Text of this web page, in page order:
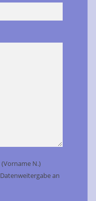
N.)
an